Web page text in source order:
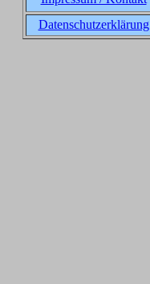
Datenschutzerklärung